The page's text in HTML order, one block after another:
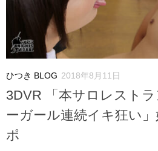
ひつき BLOG 2018年8月11日
3DVR 「本サロレスト
ーガール連続イキ狂い
ポ